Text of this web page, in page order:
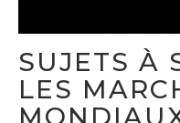
SUJETS À
LES